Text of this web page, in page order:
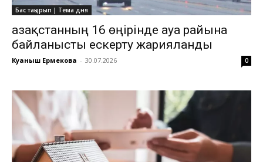
Бас тақырып | Тема дня
Қазақстанның 16 өңірінде ауа райына
байланысты ескерту жарияланды
Куаныш Ермекова - 30.07.2026 0